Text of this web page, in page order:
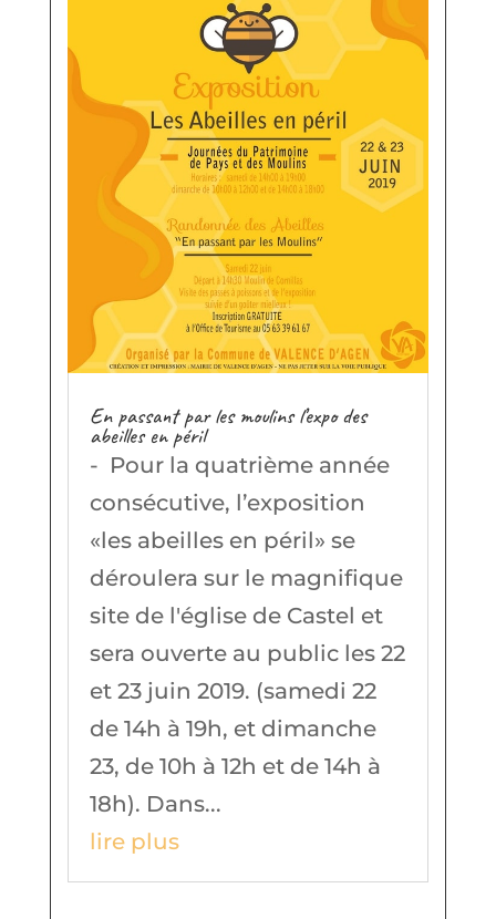
En passant par les moulins l’expo des
abeilles en péril
- Pour la quatrième année
consécutive, l’exposition
«les abeilles en péril» se
déroulera sur le magnifique
site de l'église de Castel et
sera ouverte au public les 22
et 23 juin 2019. (samedi 22
de 14h à 19h, et dimanche
23, de 10h à 12h et de 14h à
18h). Dans...
lire plus